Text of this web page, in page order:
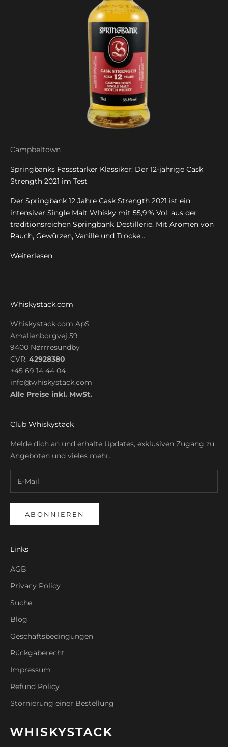
Campbeltown
Springbanks Fassstarker Klassiker: Der 12-jährige Cask
Strength 2021 im Test
Der Springbank 12 Jahre Cask Strength 2021 ist ein
intensiver Single Malt Whisky mit 55,9 % Vol. aus der
traditionsreichen Springbank Destillerie. Mit Aromen von
Rauch, Gewürzen, Vanille und Trocke...
Weiterlesen
Whiskystack.com
Whiskystack.com ApS
Amalienborgvej 59
9400 Nørrresundby
CVR: 42928380
+45 69 14 44 04
info@whiskystack.com
Alle Preise inkl. MwSt.
Club Whiskystack
Melde dich an und erhalte Updates, exklusiven Zugang zu
Angeboten und vieles mehr.
ABONNIEREN
Links
AGB
Privacy Policy
Suche
Blog
Geschäftsbedingungen
Rückgaberecht
Impressum
Refund Policy
Stornierung einer Bestellung